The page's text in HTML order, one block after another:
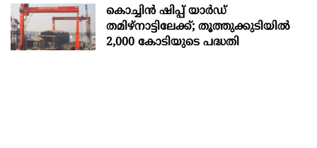
കൊച്ചിന്‍ ഷിപ്പ് യാർഡ്
തമിഴ്നാട്ടിലേക്ക്; തൂത്തുക്കുടിയിൽ
2,000 കോടിയുടെ പദ്ധതി